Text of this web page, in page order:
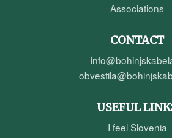
Associations
CONTACT
USEFUL
I feel Slovenia